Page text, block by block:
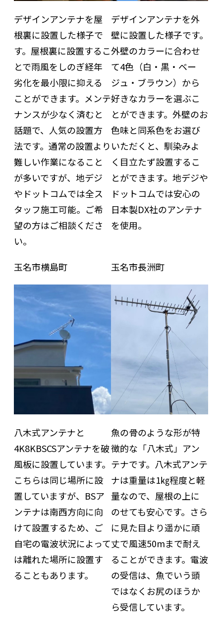
デザインアンテナを屋
根裏に設置した様子で
す。屋根裏に設置するこ
とで雨風をしのぎ経年
劣化を最小限に抑える
ことができます。メンテ
ナンスが少なく済むと
話題で、人気の設置方
法です。通常の設置より
難しい作業になること
が多いですが、地デジ
やドットコムでは全ス
タッフ施工可能。ご希
望の方はご相談くださ
い。
デザインアンテナを外
壁に設置した様子です。
外壁のカラーに合わせ
て4色（白・黒・ベー
ジュ・ブラウン）から
好きなカラーを選ぶこ
とができます。外壁のお
色味と同系色をお選び
いただくと、馴染みよ
く目立たず設置するこ
とができます。地デジや
ドットコムでは安心の
日本製DX社のアンテナ
を使用。
玉名市横島町
八木式アンテナと
4K8KBSCSアンテナを破
風板に設置しています。
こちらは同じ場所に設
置していますが、BSア
ンテナは南西方向に向
けて設置するため、ご
自宅の電波状況によって
は離れた場所に設置す
ることもあります。
玉名市長洲町
魚の骨のような形が特
徴的な「八木式」アン
テナです。八木式アンテ
ナは重量は1㎏程度と軽
量なので、屋根の上に
のせても安心です。さら
に見た目より遥かに頑
丈で風速50mまで耐え
ることができます。電波
の受信は、魚でいう頭
ではなくお尻のほうか
ら受信しています。